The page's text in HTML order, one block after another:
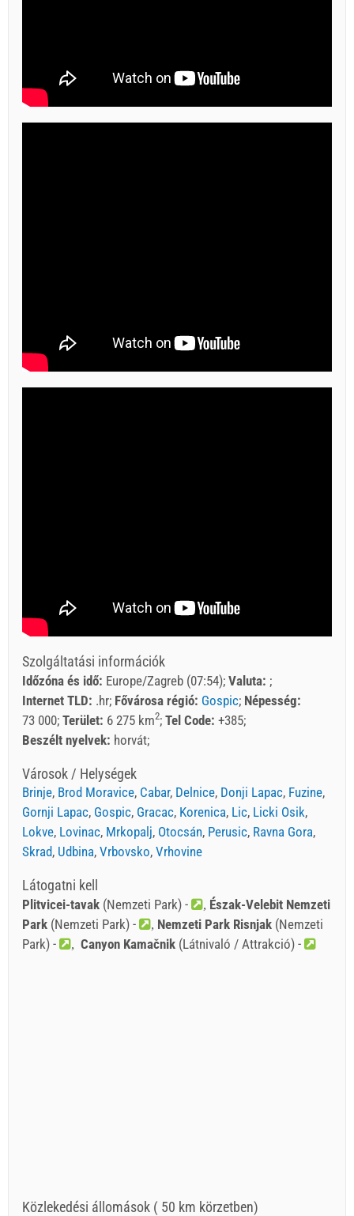
Szolgáltatási információk
Időzóna és idő: Europe/Zagreb (07:54) Valuta:
Internet TLD: .hr Fővárosa régió: Gospic Népesség:
73 000 Terület: 6 275 km2 Tel Code: +385
Beszélt nyelvek: horvát
Városok / Helységek
Brinje, Brod Moravice, Cabar, Delnice, Donji Lapac, Fuzine,
Gornji Lapac, Gospic, Gracac, Korenica, Lic, Licki Osik,
Lokve, Lovinac, Mrkopalj, Otocsán, Perusic, Ravna Gora,
Skrad, Udbina, Vrbovsko, Vrhovine
Látogatni kell
Plitvicei-tavak (Nemzeti Park) -
Észak-Velebit Nemzeti
Park (Nemzeti Park) - Nemzeti Park Risnjak (Nemzeti
Park) -
Canyon Kamačnik (Látnivaló / Attrakció) -
Közlekedési állomások ( 50 km körzetben)